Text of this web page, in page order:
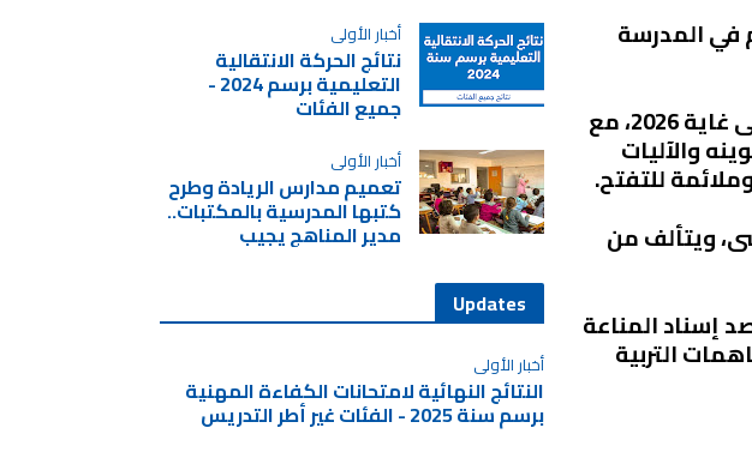
في المدرسة
ولهذه الغاية، قامت الوزارة بوضع خارطة طريق تغطي ولاية الحكومة إلى غاية 2026، مع
والآليات
للتفتح.
ويتألف من
إسناد المناعة
التربية
أخبار الأولى
نتائج الحركة الانتقالية
التعليمية برسم 2024 -
جميع الفئات
أخبار الأولى
تعميم مدارس الريادة وطرح
كتبها المدرسية بالمكتبات..
مدير المناهج يجيب
Updates
أخبار الأولى
النتائج النهائية لامتحانات الكفاءة المهنية
برسم سنة 2025 - الفئات غير أطر التدريس